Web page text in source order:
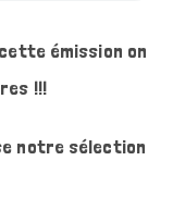
émission on
!!!
notre sélection